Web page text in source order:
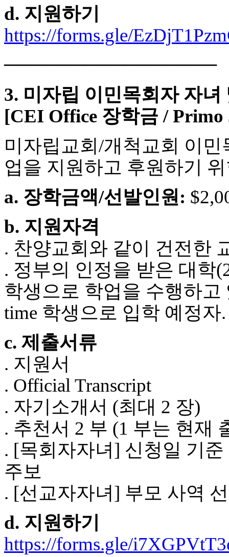
돔
클
럽
DOMCLUB.top
유
판
토
끼
최
신
렌
사
이
순
비
아
기
프
진
후
기
대
기
아
터
토
미
진
후
기
프
약
국
미
국
d. 지원하기
https://forms.gle/
────────────────
3. 미자립 이민목회자 자
[CEI Office 장학금 /
미자립교회/개척교회 이
업을 지원하고 후원하기
a. 장학금액/선발인원:
b. 지원자격
. 찬양교회와 같이 건전한
. 정부의 인정을 받은 대학
학생으로 학업을 수행하고
time 학생으로 입학 예정자.
c. 제출서류
. 지원서
. Official Transcript
. 자기소개서 (최대 2 장)
. 추천서 2 부 (1 부는 현재
. [목회자자녀] 신청일 기
주보
. [선교자자녀] 부모 사역
d. 지원하기
https://forms.gle/